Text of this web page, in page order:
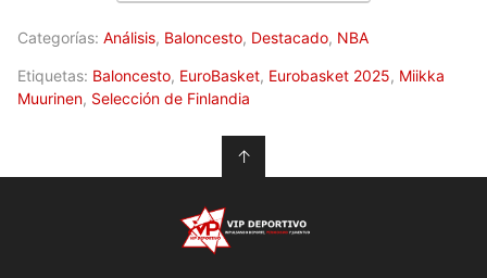
Categorías: Análisis, Baloncesto, Destacado, NBA
Etiquetas: Baloncesto, EuroBasket, Eurobasket 2025, Miikka
Muurinen, Selección de Finlandia
↑